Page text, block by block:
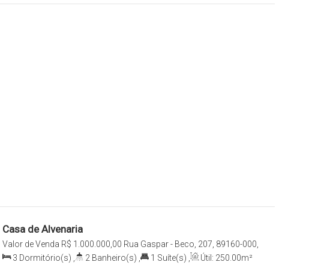
Casa de Alvenaria
R$ 1.000.000,00
Valor de Venda
Rua Gaspar - Beco, 207, 89160-000,
Santana, Rio do Sul, Santa Catarina, Brasil
3 Dormitório(s) 2 Banheiro(s) 1 Suíte(s) Útil: 250 .00m²